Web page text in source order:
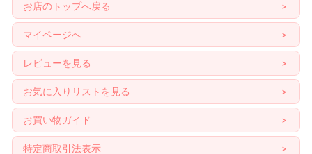
お店のトップへ戻る
マイページへ
レビューを見る
お気に入りリストを見る
お買い物ガイド
特定商取引法表示